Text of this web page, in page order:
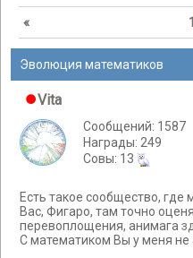
« 1
Эволюция математиков
Vita
Сообщений: 1587
Награды: 249
Cовы: 13
Есть такое сообщество,
Вас, Фигаро, там точно
перевоплощения, анимага
С математиком Вы у меня не